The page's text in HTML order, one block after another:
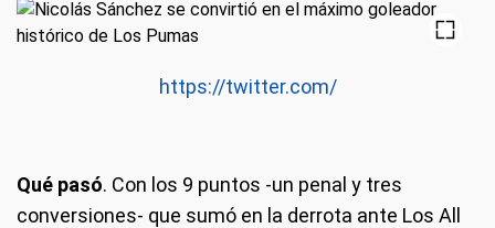
https://twitter.com/
Qué pasó. Con los 9 puntos -un penal y tres
conversiones- que sumó en la derrota ante Los All